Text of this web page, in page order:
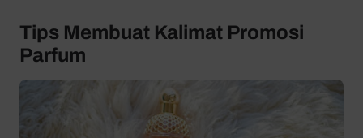
Tips Membuat Kalimat Promosi
Parfum